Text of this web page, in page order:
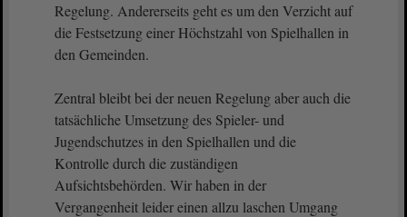
Regelung. Andererseits geht es um den Verzicht auf
die Festsetzung einer Höchstzahl von Spielhallen in
den Gemeinden.
Zentral bleibt bei der neuen Regelung aber auch die
tatsächliche Umsetzung des Spieler- und
Jugendschutzes in den Spielhallen und die
Kontrolle durch die zuständigen
Aufsichtsbehörden. Wir haben in der
Vergangenheit leider einen allzu laschen Umgang